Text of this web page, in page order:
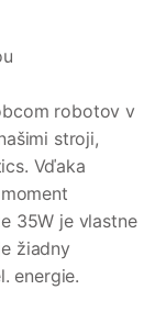
robotov v
stroji,
Vďaka
35W je vlastne
žiadny
energie.